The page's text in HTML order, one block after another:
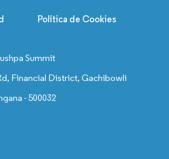
Política de Cookies
Summit
Financial District, Gachibowli
- 500032